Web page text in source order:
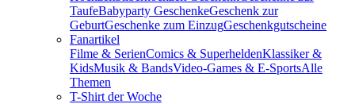
TaufeBabyparty GeschenkeGeschenk zur
GeburtGeschenke zum EinzugGeschenkgutscheine
Fanartikel
Filme & SerienComics & SuperheldenKlassiker &
KidsMusik & BandsVideo-Games & E-SportsAlle
Themen
T-Shirt der Woche